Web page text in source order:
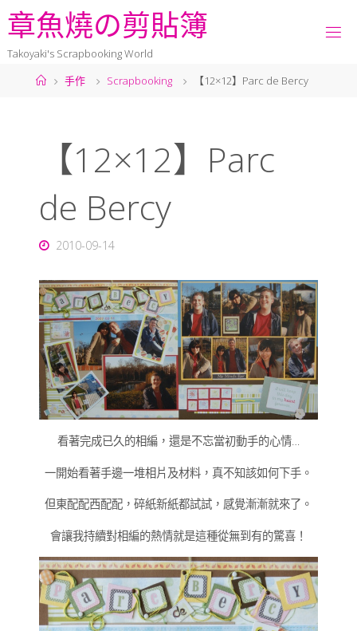
章魚燒の剪貼簿
Takoyaki's Scrapbooking World
手作
Scrapbooking 【12×12】Parc de Bercy
【12×12】Parc
de Bercy
2010-09-14
看著完成已久的相編，還是不忘當初動手的心情…
一開始看著手邊一堆相片及材料，真不知該如何下手。
但東配配西配配，碎紙新紙都試試，感覺漸漸就來了。
會讓我持續對相編的熱情就是這種從無到有的驚喜！